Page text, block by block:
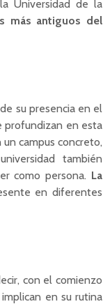
Universidad de la
más antiguos del
su presencia en el
profundizan en esta
campus concreto,
también
como persona. La
en diferentes
con el comienzo
en su rutina